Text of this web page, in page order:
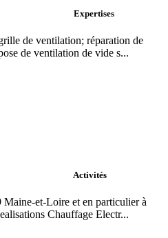
Expertises
de ventilation; réparation de
de ventilation de vide s...
Activités
Maine-et-Loire et en particulier à
Chauffage Electr...